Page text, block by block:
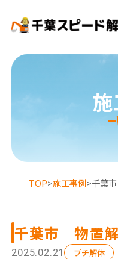
選ばれる理由
TOP>施工事例>千葉
千葉市 物置
2025.02.21 プチ解体